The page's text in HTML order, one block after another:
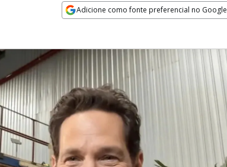
Adicione como fonte preferencial no Google